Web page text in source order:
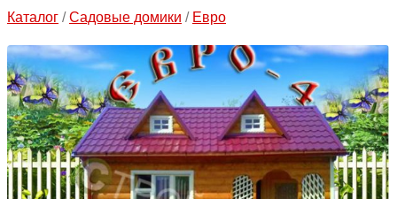
Услуги
Наши работы
Сопутствующие товары
О компании
Контакты
Каталог /Садовые домики / Евро